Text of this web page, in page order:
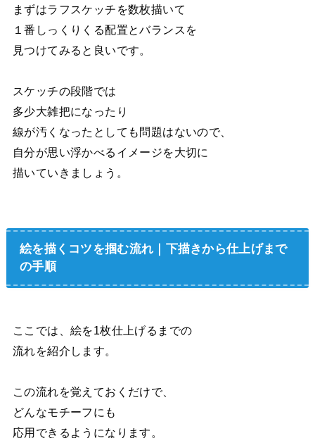
まずはラフスケッチを数枚描いて
１番しっくりくる配置とバランスを
見つけてみると良いです。
スケッチの段階では
多少大雑把になったり
線が汚くなったとしても問題はないので、
自分が思い浮かべるイメージを大切に
描いていきましょう。
絵を描くコツを掴む流れ｜下描きから仕上げまで
の手順
ここでは、絵を1枚仕上げるまでの
流れを紹介します。
この流れを覚えておくだけで、
どんなモチーフにも
応用できるようになります。